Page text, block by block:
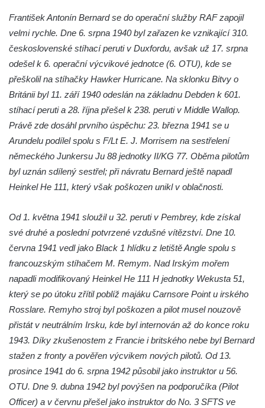
Sousoší svatého Víta, svatého Jana
Nepomuckého a svatého Václava v Děčíně
na Staroměstském mostě
Torzo pomníku Filipa Kinského u kaple
svatého Jana Nepomuckého ve Sloupu v
Čechách
Reliéf na průčelí obchodního domu čp. 849
na třídě T. G. Masaryka v Novém Boru
Reliéf Jeden den ze života horníka na
průčelí Hornického domu v Sokolově
Sousoší Kosmonauti u stanice metra Háje
Pomník v expozici Hornického muzea
Krásno
Pomník Mistra Jana Husa na Husově
náměstí v Kněževsi
Socha svatého Františka Xaverského u
kostela svatého Jakuba Většího v Kněževsi
Socha sedící dívky u jezírka ve
Dvořákových sadech v Karlových Varech
Socha Krista bičovaného u domu čp. 416 v
ulici Dr. Edvarda Beneše ve Šluknově
Sousoší Rozhovor v Zámecké ulici v
Teplicích nad Metují
František Antonín Bernard se do operační služby RAF zapojil
velmi rychle. Dne 6. srpna 1940 byl zařazen ke vznikající 310.
československé stíhací peruti v Duxfordu, avšak už 17. srpna
odešel k 6. operační výcvikové jednotce (6. OTU), kde se
přeškolil na stíhačky Hawker Hurricane. Na sklonku Bitvy o
Británii byl 11. září 1940 odeslán na základnu Debden k 601.
stíhací peruti a 28. října přešel k 238. peruti v Middle Wallop.
Právě zde dosáhl prvního úspěchu: 23. března 1941 se u
Arundelu podílel spolu s F/Lt E. J. Morrisem na sestřelení
německého Junkersu Ju 88 jednotky II/KG 77. Oběma pilotům
byl uznán sdílený sestřel; při návratu Bernard ještě napadl
Heinkel He 111, který však poškozen unikl v oblačnosti.
Od 1. května 1941 sloužil u 32. peruti v Pembrey, kde získal
své druhé a poslední potvrzené vzdušné vítězství. Dne 10.
června 1941 vedl jako Black 1 hlídku z letiště Angle spolu s
francouzským stíhačem M. Remym. Nad Irským mořem
napadli modifikovaný Heinkel He 111 H jednotky Wekusta 51,
který se po útoku zřítil poblíž majáku Carnsore Point u irského
Rosslare. Remyho stroj byl poškozen a pilot musel nouzově
přistát v neutrálním Irsku, kde byl internován až do konce roku
1943. Díky zkušenostem z Francie i britského nebe byl Bernard
stažen z fronty a pověřen výcvikem nových pilotů. Od 13.
prosince 1941 do 6. srpna 1942 působil jako instruktor u 56.
OTU. Dne 9. dubna 1942 byl povýšen na podporučíka (Pilot
Officer) a v červnu přešel jako instruktor do No. 3 SFTS ve